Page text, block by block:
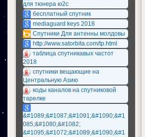
для тюнера ю2с
бесплатный спутник
mediaguard keys 2018
Спутники Для антенны молдовы
http://www.satorbita.com/tp.html
таблица спутникавых частот
2018
спутники вещающие на
Центральную Азию
коды каналов на спутниковой
тарелке
&#1089;&#1087;&#1091;&#1090;&#1
085;&#1080;&#1082;
&#1095;&#1072;&#1089;&#1090;&#1